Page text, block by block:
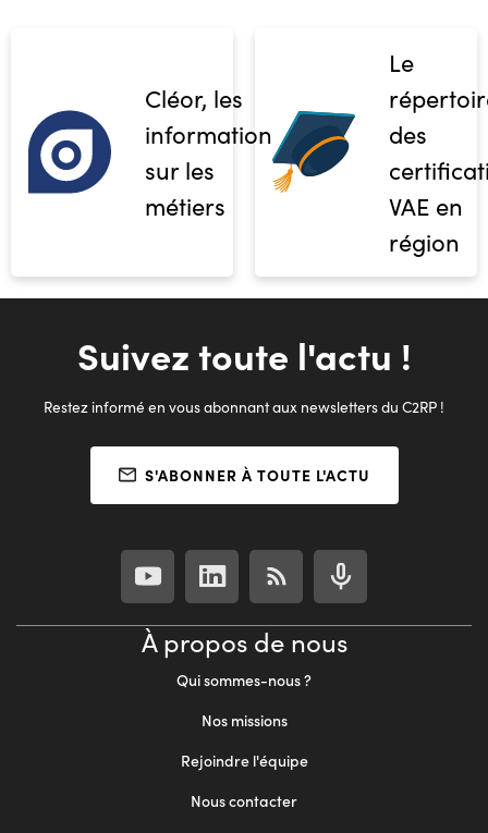
Cléor, les
informations
sur les
métiers
Le
des
VAE en
région
Suivez toute l'actu !
Restez informé en vous abonnant aux newsletters du C2RP !
S'ABONNER À TOUTE L'ACTU
À propos de nous
Qui sommes-nous ?
Nos missions
Rejoindre l'équipe
Nous contacter